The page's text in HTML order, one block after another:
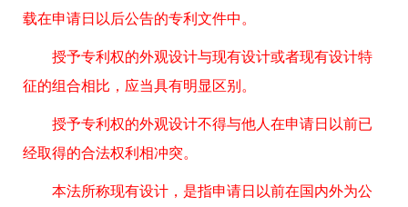
载在申请日以后公告的专利文件中。
授予专利权的外观设计与现有设计或者现有设计特
征的组合相比，应当具有明显区别。
授予专利权的外观设计不得与他人在申请日以前已
经取得的合法权利相冲突。
本法所称现有设计，是指申请日以前在国内外为公